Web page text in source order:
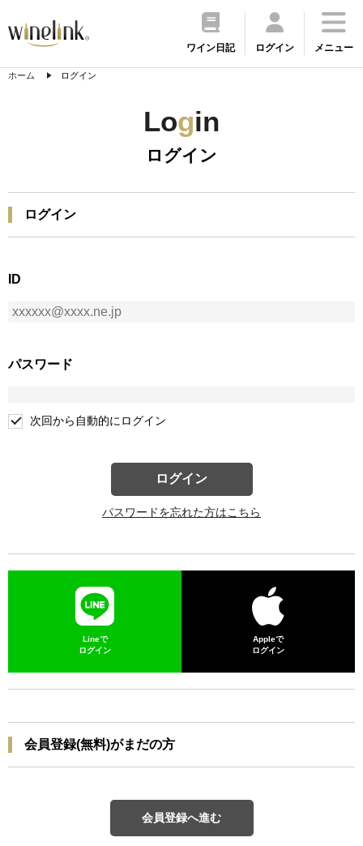
ワイン日記 ログイン メニュー
ホーム ログイン
Login
ログイン
ログイン
ID
パスワード
次回から自動的にログイン
ログイン
パスワードを忘れた方はこちら
Lineで
ログイン
Appleで
ログイン
会員登録(無料)がまだの方
会員登録へ進む